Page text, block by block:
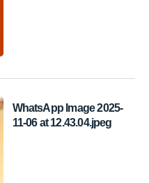
WhatsApp Image 2025-
11-06 at 12.43.04.jpeg